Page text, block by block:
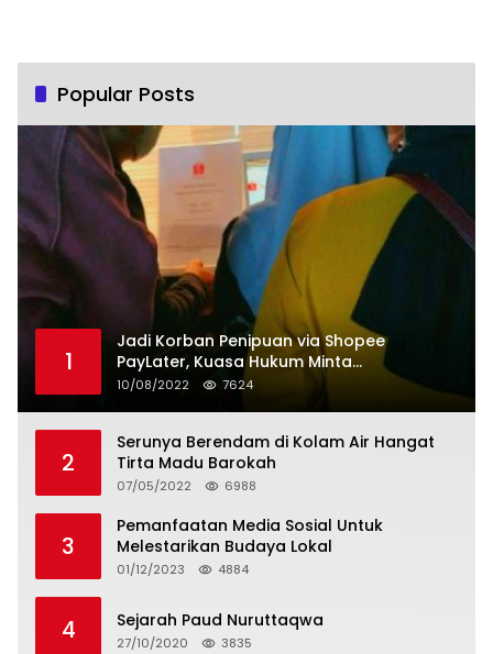
Popular Posts
1
Jadi Korban Penipuan via Shopee
PayLater, Kuasa Hukum Minta
Penangguhan Tagihan dan Hapus Bunga
10/08/2022 7624
2
Serunya Berendam di Kolam Air Hangat
Tirta Madu Barokah
07/05/2022 6988
3
Pemanfaatan Media Sosial Untuk
Melestarikan Budaya Lokal
01/12/2023 4884
4 Sejarah Paud Nuruttaqwa
27/10/2020 3835